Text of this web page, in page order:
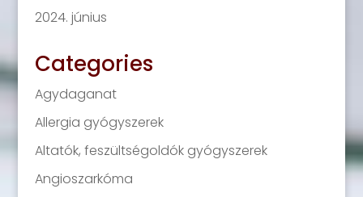
2024. június
Categories
Agydaganat
Allergia gyógyszerek
Altatók, feszültségoldók gyógyszerek
Angioszarkóma